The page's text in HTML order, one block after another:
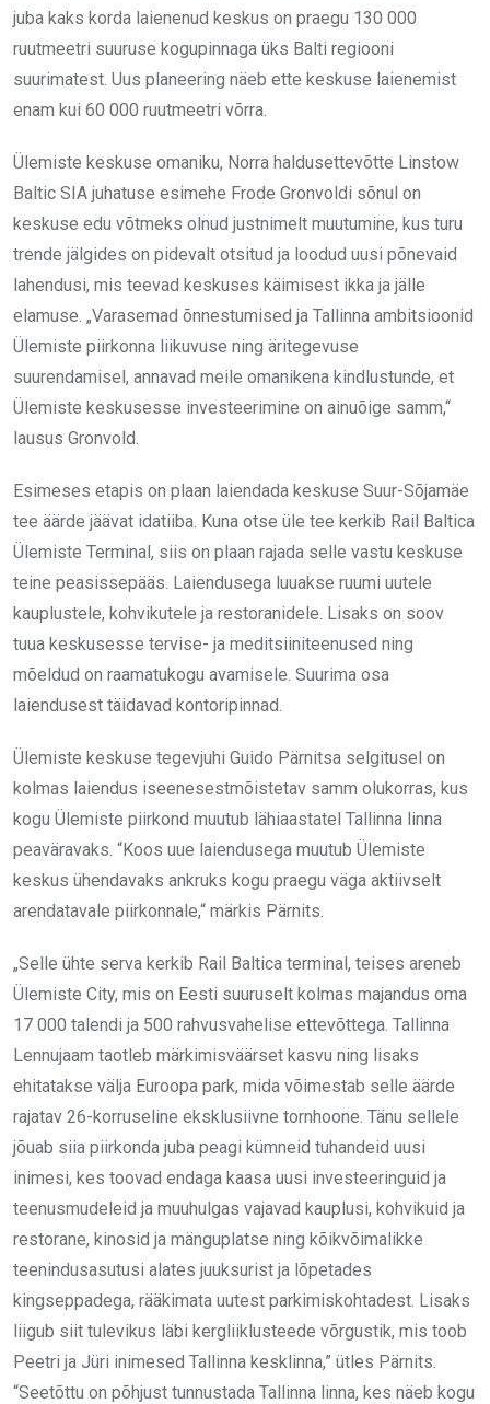
juba kaks korda laienenud keskus on praegu 130 000
ruutmeetri suuruse kogupinnaga üks Balti regiooni
suurimatest. Uus planeering näeb ette keskuse laienemist
enam kui 60 000 ruutmeetri võrra.
Ülemiste keskuse omaniku, Norra haldusettevõtte Linstow
Baltic SIA juhatuse esimehe Frode Gronvoldi sõnul on
keskuse edu võtmeks olnud justnimelt muutumine, kus turu
trende jälgides on pidevalt otsitud ja loodud uusi põnevaid
lahendusi, mis teevad keskuses käimisest ikka ja jälle
elamuse. „Varasemad õnnestumised ja Tallinna ambitsioonid
Ülemiste piirkonna liikuvuse ning äritegevuse
suurendamisel, annavad meile omanikena kindlustunde, et
Ülemiste keskusesse investeerimine on ainuõige samm,“
lausus Gronvold.
Esimeses etapis on plaan laiendada keskuse Suur-Sõjamäe
tee äärde jäävat idatiiba. Kuna otse üle tee kerkib Rail Baltica
Ülemiste Terminal, siis on plaan rajada selle vastu keskuse
teine peasissepääs. Laiendusega luuakse ruumi uutele
kauplustele, kohvikutele ja restoranidele. Lisaks on soov
tuua keskusesse tervise- ja meditsiiniteenused ning
mõeldud on raamatukogu avamisele. Suurima osa
laiendusest täidavad kontoripinnad.
Ülemiste keskuse tegevjuhi Guido Pärnitsa selgitusel on
kolmas laiendus iseenesestmõistetav samm olukorras, kus
kogu Ülemiste piirkond muutub lähiaastatel Tallinna linna
peaväravaks. “Koos uue laiendusega muutub Ülemiste
keskus ühendavaks ankruks kogu praegu väga aktiivselt
arendatavale piirkonnale,“ märkis Pärnits.
„Selle ühte serva kerkib Rail Baltica terminal, teises areneb
Ülemiste City, mis on Eesti suuruselt kolmas majandus oma
17 000 talendi ja 500 rahvusvahelise ettevõttega. Tallinna
Lennujaam taotleb märkimisväärset kasvu ning lisaks
ehitatakse välja Euroopa park, mida võimestab selle äärde
rajatav 26-korruseline eksklusiivne tornhoone. Tänu sellele
jõuab siia piirkonda juba peagi kümneid tuhandeid uusi
inimesi, kes toovad endaga kaasa uusi investeeringuid ja
teenusmudeleid ja muuhulgas vajavad kauplusi, kohvikuid ja
restorane, kinosid ja mänguplatse ning kõikvõimalikke
teenindusasutusi alates juuksurist ja lõpetades
kingseppadega, rääkimata uutest parkimiskohtadest. Lisaks
liigub siit tulevikus läbi kergliiklusteede võrgustik, mis toob
Peetri ja Jüri inimesed Tallinna kesklinna,” ütles Pärnits.
“Seetõttu on põhjust tunnustada Tallinna linna, kes näeb kogu